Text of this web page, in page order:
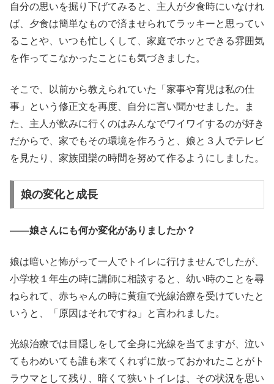
自分の思いを掘り下げてみると、主人が夕食時にいなけれ
ば、夕食は簡単なもので済ませられてラッキーと思ってい
ることや、いつも忙しくして、家庭でホッとできる雰囲気
を作ってこなかったことにも気づきました。
そこで、以前から教えられていた「家事や育児は私の仕
事」という修正文を再度、自分に言い聞かせました。ま
た、主人が飲みに行くのはみんなでワイワイするのが好き
だからで、家でもその環境を作ろうと、娘と３人でテレビ
を見たり、家族団欒の時間を努めて作るようにしました。
娘の変化と成長
――娘さんにも何か変化がありましたか？
娘は暗いと怖がって一人でトイレに行けませんでしたが、
小学校１年生の時に講師に相談すると、幼い時のことを尋
ねられて、赤ちゃんの時に黄疸で光線治療を受けていたと
いうと、「原因はそれですね」と言われました。
光線治療では目隠しをして全身に光線を当てますが、泣い
てもわめいても誰も来てくれずに放っておかれたことがト
ラウマとして残り、暗くて狭いトイレは、その状況を思い